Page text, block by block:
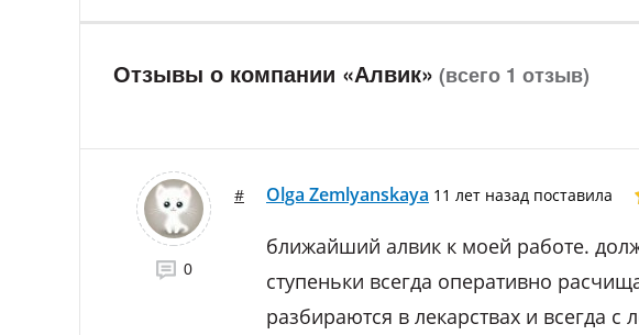
Отзывы о компании «Алвик» (всего 1 отзыв)
0
# Olga Zemlyanskaya 11 лет назад поставила
ближайший алвик к моей работе.
ступеньки всегда оперативно
разбираются в лекарствах и всегда с